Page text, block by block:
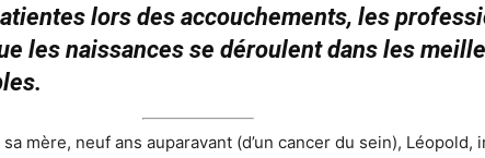
lors des accouchements, les
les naissances se déroulent dans les
mère, neuf ans auparavant (d’un cancer du sein), Léopold,